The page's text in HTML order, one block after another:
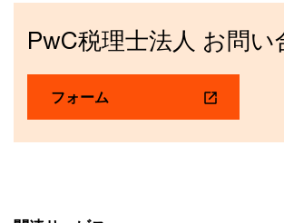
PwC税理士法人 お問い
フォーム